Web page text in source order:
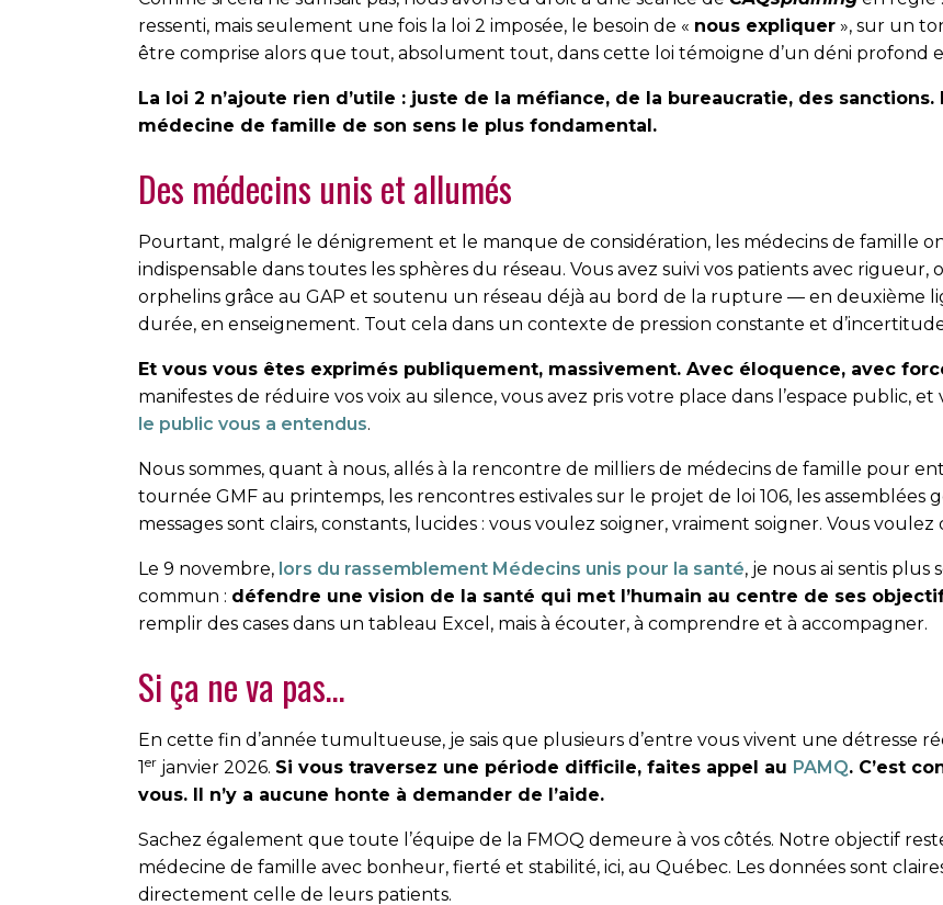
ressenti, mais seulement une fois la loi 2 imposée, le besoin de « nous expliquer », sur un
être comprise alors que tout, absolument tout, dans cette loi témoigne d’un déni profond
La loi 2 n’ajoute rien d’utile : juste de la méfiance, de la bureau­cratie, des
médecine de famille de son sens le plus fondamental.
Des médecins unis et allumés
Pourtant, malgré le dénigrement et le manque de considération, les médecins de famille
indispensable dans toutes les sphères du réseau. Vous avez suivi vos patients avec
orphelins grâce au GAP et soutenu un réseau déjà au bord de la rupture — en deuxième
durée, en enseignement. Tout cela dans un contexte de pression constante et
Et vous vous êtes exprimés publiquement, massivement. Avec éloquence, avec
manifestes de réduire vos voix au silence, vous avez pris votre place dans l’espace public,
le public vous a entendus.
Nous sommes, quant à nous, allés à la rencontre de milliers de médecins de famille pour
tournée GMF au printemps, les rencontres estivales sur le projet de loi 106, les assemblées
messages sont clairs, constants, lucides : vous voulez soigner, vraiment soigner. Vous
Le 9 novembre, lors du rassemblement Médecins unis pour la santé, je nous ai sentis
commun : défendre une vision de la santé qui met l’humain au centre de ses
remplir des cases dans un tableau Excel, mais à écouter, à comprendre et à accompagner.
Si ça ne va pas…
En cette fin d’année tumultueuse, je sais que plusieurs d’entre vous vivent une détresse
1er janvier 2026. Si vous traversez une période difficile, faites appel au PAMQ. C’est
vous. Il n’y a aucune honte à demander de l’aide.
Sachez également que toute l’équipe de la FMOQ demeure à vos côtés. Notre objectif
médecine de famille avec bonheur, fierté et stabilité, ici, au Québec. Les données sont
directement celle de leurs patients.